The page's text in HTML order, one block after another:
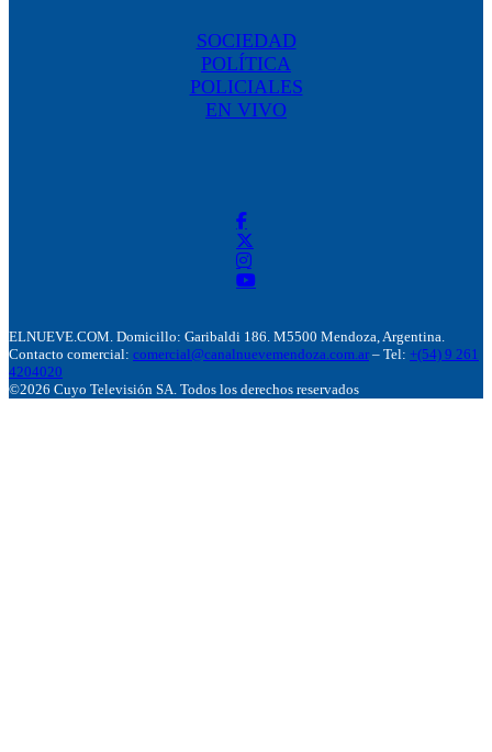
SOCIEDAD
POLÍTICA
POLICIALES
EN VIVO
ELNUEVE.COM. Domicillo: Garibaldi 186. M5500 Mendoza, Argentina.
Contacto comercial: comercial@canalnuevemendoza.com.ar – Tel: +(54) 9 261
4204020
©2026 Cuyo Televisión SA. Todos los derechos reservados